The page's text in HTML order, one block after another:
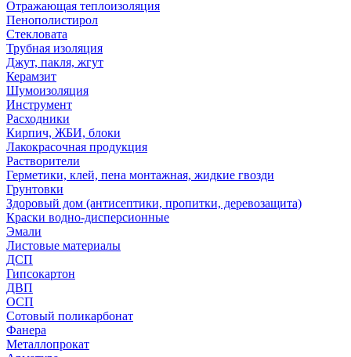
Отражающая теплоизоляция
Пенополистирол
Стекловата
Трубная изоляция
Джут, пакля, жгут
Керамзит
Шумоизоляция
Инструмент
Расходники
Кирпич, ЖБИ, блоки
Лакокрасочная продукция
Растворители
Герметики, клей, пена монтажная, жидкие гвозди
Грунтовки
Здоровый дом (антисептики, пропитки, деревозащита)
Краски водно-дисперсионные
Эмали
Листовые материалы
ДСП
Гипсокартон
ДВП
ОСП
Сотовый поликарбонат
Фанера
Металлопрокат